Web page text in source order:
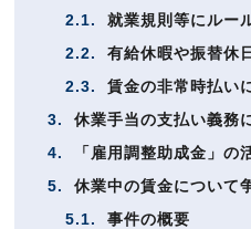
2.1.
就業規則等にルー
2.2.
有給休暇や振替休
2.3.
賃金の非常時払い
3.
休業手当の支払い義務
4.
「雇用調整助成金」の
5.
休業中の賃金について
5.1.
事件の概要